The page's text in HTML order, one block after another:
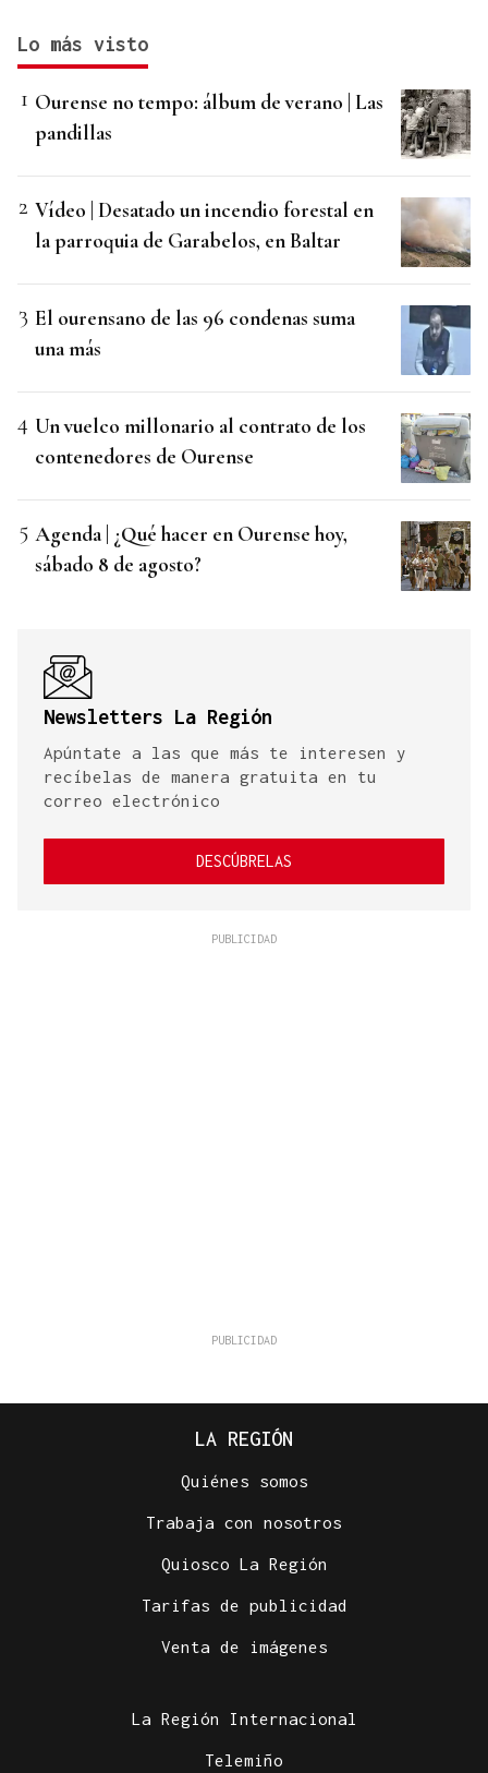
Lo más visto
Ourense no tempo: álbum de verano | Las
pandillas
Vídeo | Desatado un incendio forestal en
la parroquia de Garabelos, en Baltar
El ourensano de las 96 condenas suma
una más
Un vuelco millonario al contrato de los
contenedores de Ourense
Agenda | ¿Qué hacer en Ourense hoy,
sábado 8 de agosto?
Newsletters La Región
Apúntate a las que más te interesen y
recíbelas de manera gratuita en tu
correo electrónico
DESCÚBRELAS
LA REGIÓN
Quiénes somos
Trabaja con nosotros
Quiosco La Región
Tarifas de publicidad
Venta de imágenes
La Región Internacional
Telemiño